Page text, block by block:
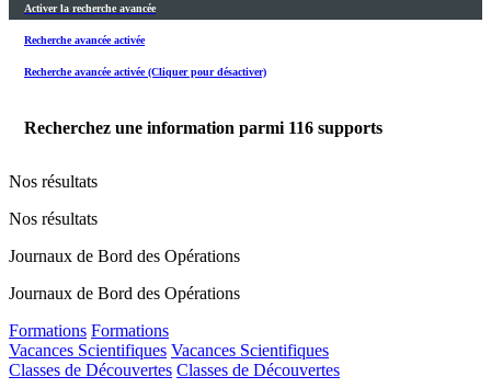
Activer la recherche avancée
Recherche avancée activée
Recherche avancée activée (Cliquer pour désactiver)
Recherchez une information parmi 116 supports
Nos résultats
Nos résultats
Journaux de Bord des Opérations
Journaux de Bord des Opérations
Formations Formations
Vacances Scientifiques Vacances Scientifiques
Classes de Découvertes Classes de Découvertes